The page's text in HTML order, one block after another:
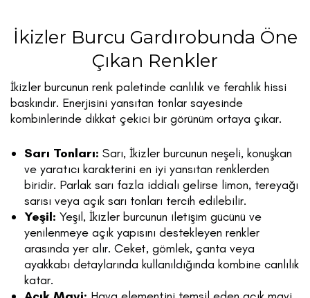
İkizler Burcu Gardırobunda Öne
Çıkan Renkler
İkizler burcunun renk paletinde canlılık ve ferahlık hissi
baskındır. Enerjisini yansıtan tonlar sayesinde
kombinlerinde dikkat çekici bir görünüm ortaya çıkar.
Sarı Tonları: Sarı, İkizler burcunun neşeli, konuşkan
ve yaratıcı karakterini en iyi yansıtan renklerden
biridir. Parlak sarı fazla iddialı gelirse limon, tereyağı
sarısı veya açık sarı tonları tercih edilebilir.
Yeşil: Yeşil, İkizler burcunun iletişim gücünü ve
yenilenmeye açık yapısını destekleyen renkler
arasında yer alır. Ceket, gömlek, çanta veya
ayakkabı detaylarında kullanıldığında kombine canlılık
katar.